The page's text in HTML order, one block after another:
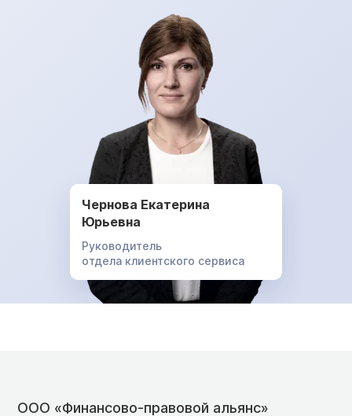
Чернова Екатерина
Юрьевна
Руководитель
отдела клиентского сервиса
ООО «Финансово-правовой альянс»